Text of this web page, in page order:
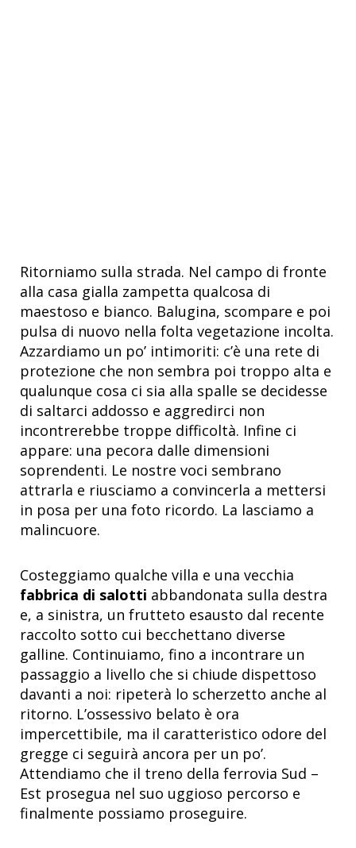
Ritorniamo sulla strada. Nel campo di fronte
alla casa gialla zampetta qualcosa di
maestoso e bianco. Balugina, scompare e poi
pulsa di nuovo nella folta vegetazione incolta.
Azzardiamo un po’ intimoriti: c’è una rete di
protezione che non sembra poi troppo alta e
qualunque cosa ci sia alla spalle se decidesse
di saltarci addosso e aggredirci non
incontrerebbe troppe difficoltà. Infine ci
appare: una pecora dalle dimensioni
soprendenti. Le nostre voci sembrano
attrarla e riusciamo a convincerla a mettersi
in posa per una foto ricordo. La lasciamo a
malincuore.
Costeggiamo qualche villa e una vecchia
fabbrica di salotti abbandonata sulla destra
e, a sinistra, un frutteto esausto dal recente
raccolto sotto cui becchettano diverse
galline. Continuiamo, fino a incontrare un
passaggio a livello che si chiude dispettoso
davanti a noi: ripeterà lo scherzetto anche al
ritorno. L’ossessivo belato è ora
impercettibile, ma il caratteristico odore del
gregge ci seguirà ancora per un po’.
Attendiamo che il treno della ferrovia Sud –
Est prosegua nel suo uggioso percorso e
finalmente possiamo proseguire.